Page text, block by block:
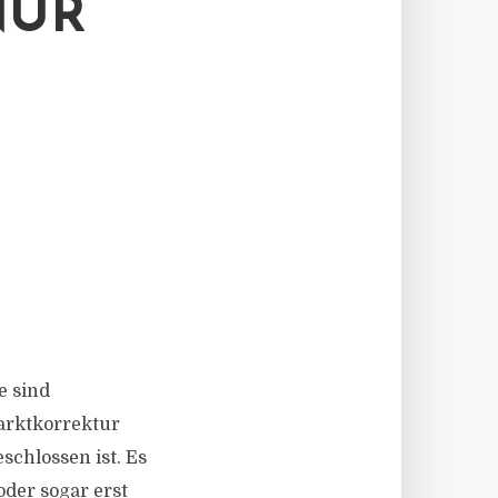
sind
ist. Es
sogar erst